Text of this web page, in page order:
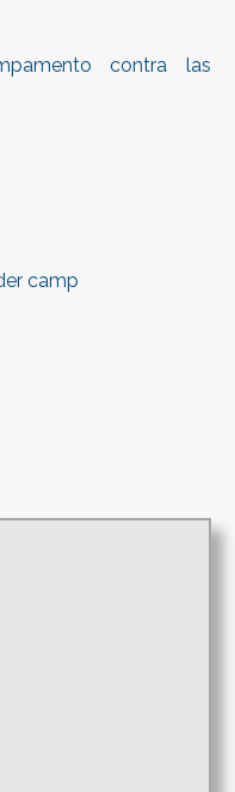
contra las
camp